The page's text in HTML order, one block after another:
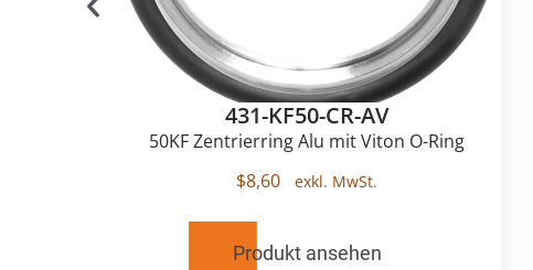
431-KF50-CR-AV
50KF Zentrierring Alu mit Viton O-Ring
$8,60
Produkt ansehen